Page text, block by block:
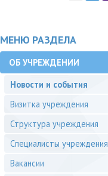
МЕНЮ РАЗДЕЛА
ОБ УЧРЕЖДЕНИИ
Новости и события
Визитка учреждения
Структура учреждения
Специалисты учреждения
Вакансии